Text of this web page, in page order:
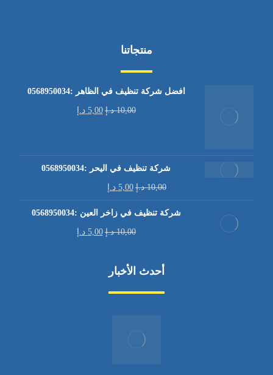
منتجاتنا
افضل شركة تنظيف في الظاهر :0568950034
10,00 د.إ 5,00 د.إ
شركة تنظيف في اليحر :0568950034
10,00 د.إ 5,00 د.إ
شركة تنظيف في زاخر العين :0568950034
10,00 د.إ 5,00 د.إ
أحدث الأخبار